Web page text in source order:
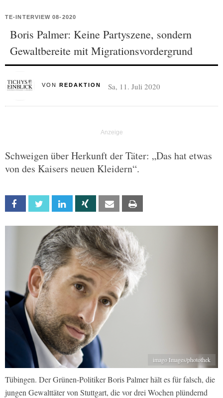
TE-INTERVIEW 08-2020
Boris Palmer: Keine Partyszene, sondern
Gewaltbereite mit Migrationsvordergrund
VON REDAKTION Sa, 11. Juli 2020
Schweigen über Herkunft der Täter: „Das hat etwas
von des Kaisers neuen Kleidern“.
Facebook Twitter Linkedin Xing Email
imago Images/photothek
Tübingen. Der Grünen-Politiker Boris Palmer hält es für falsch, die
jungen Gewalttäter von Stuttgart, die vor drei Wochen plündernd